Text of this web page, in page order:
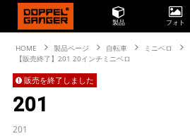
製品 フォト
HOME 製品ページ 自転車
ミニベロ
【販売終了】201 20インチミニベロ
販売を終了しました
201
201